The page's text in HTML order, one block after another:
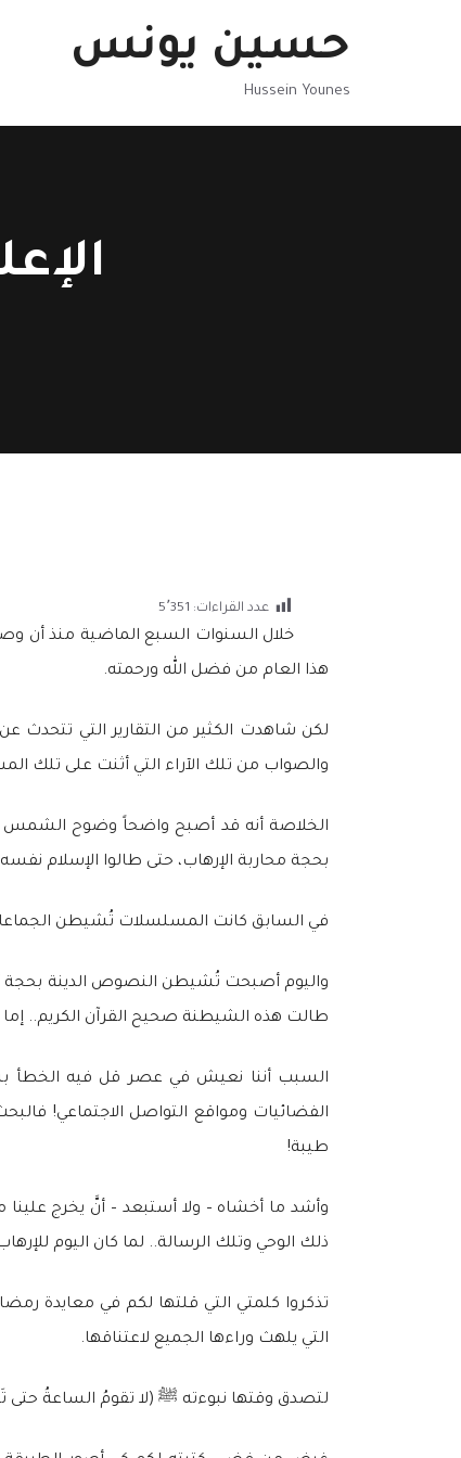
حسين يونس
Hussein Younes
عدد القراءات: 5٬351
خلال السنوات السبع الماضية منذ أن
هذا العام من فضل الله ورحمته.
لكن شاهدت الكثير من التقارير التي تتحدث
والصواب من تلك الآراء التي أثنت على تلك
الخلاصة أنه قد أصبح واضحاً وضوح الشمس
بحجة محاربة الإرهاب، حتى طالوا الإسلام
في السابق كانت المسلسلات تُشيطن
واليوم أصبحت تُشيطن النصوص الدينة بحجة
طالت هذه الشيطنة صحيح القرآن الكريم..
السبب أننا نعيش في عصر قل فيه الخطأ
الفضائيات ومواقع التواصل الاجتماعي!
طيبة!
وأشد ما أخشاه – ولا أستبعد – أنَّ يخرج
ذلك الوحي وتلك الرسالة.. لما كان اليوم
تذكروا كلمتي التي قلتها لكم في معايدة
التي يلهث وراءها الجميع لاعتناقها.
لتصدق وقتها نبوءته ﷺ (لا تقومُ الساعةُ حتى